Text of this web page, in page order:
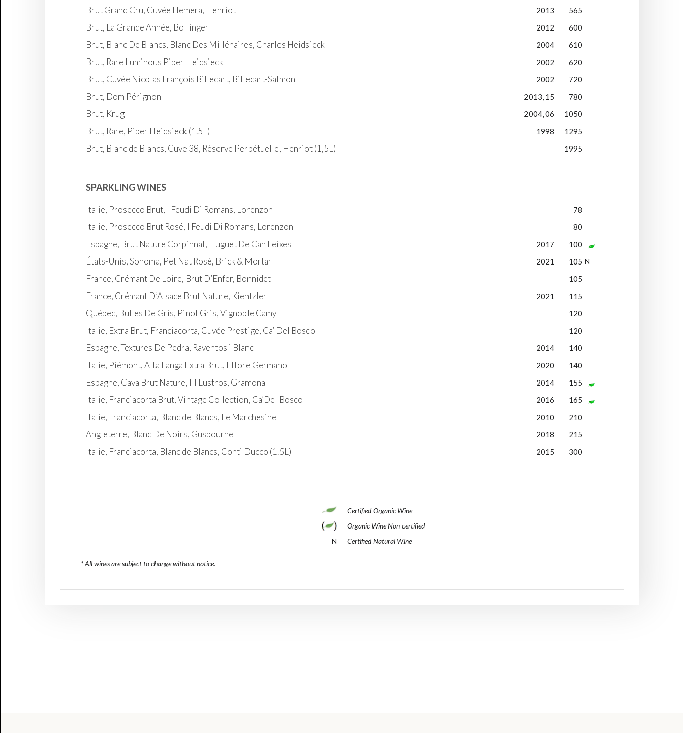
Brut Grand Cru, Cuvée Hemera, Henriot 2013 565
Brut, La Grande Année, Bollinger 2012 600
Brut, Blanc De Blancs, Blanc Des Millénaires, Charles Heidsieck 2004 610
Brut, Rare Luminous Piper Heidsieck 2002 620
Brut, Cuvée Nicolas François Billecart, Billecart-Salmon 2002 720
Brut, Dom Pérignon 2013, 15 780
Brut, Krug 2004, 06 1050
Brut, Rare, Piper Heidsieck (1.5L) 1998 1295
Brut, Blanc de Blancs, Cuve 38, Réserve Perpétuelle, Henriot (1,5L) 1995
SPARKLING WINES
Italie, Prosecco Brut, I Feudi Di Romans, Lorenzon 78
Italie, Prosecco Brut Rosé, I Feudi Di Romans, Lorenzon 80
Espagne, Brut Nature Corpinnat, Huguet De Can Feixes 2017 100
États-Unis, Sonoma, Pet Nat Rosé, Brick & Mortar 2021 105 N
France, Crémant De Loire, Brut D’Enfer, Bonnidet 105
France, Crémant D’Alsace Brut Nature, Kientzler 2021 115
Québec, Bulles De Gris, Pinot Gris, Vignoble Camy 120
Italie, Extra Brut, Franciacorta, Cuvée Prestige, Ca’ Del Bosco 120
Espagne, Textures De Pedra, Raventos i Blanc 2014 140
Italie, Piémont, Alta Langa Extra Brut, Ettore Germano 2020 140
Espagne, Cava Brut Nature, III Lustros, Gramona 2014 155
Italie, Franciacorta Brut, Vintage Collection, Ca’Del Bosco 2016 165
Italie, Franciacorta, Blanc de Blancs, Le Marchesine 2010 210
Angleterre, Blanc De Noirs, Gusbourne 2018 215
Italie, Franciacorta, Blanc de Blancs, Conti Ducco (1.5L) 2015 300
Certified Organic Wine
Organic Wine Non-certified
N
Certified Natural Wine
* All wines are subject to change without notice.